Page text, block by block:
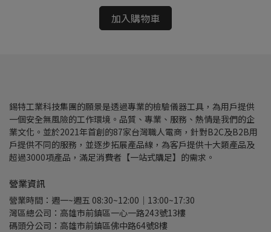
加入購物車
錫特工業科技集團的願景是透過專業的檢驗儀器工具，為用戶提供
一個安全無風險的工作環境。品質、專業、服務、熱情是我們的企
業文化。並於2021年首創的87家台灣職人電商，針對B2C及B2B用
戶提供不同的服務，並逐步拓展產品線，為客戶提供十大類產品及
超過3000項產品，滿足消費者【一站式購足】的需求。
營業資訊
營業時間：週一~週五 08:30~12:00｜13:00~17:30
灣區總公司：高雄市前鎮區一心一路243號13樓
碼頭分公司：高雄市前鎮區佛中路64號8樓